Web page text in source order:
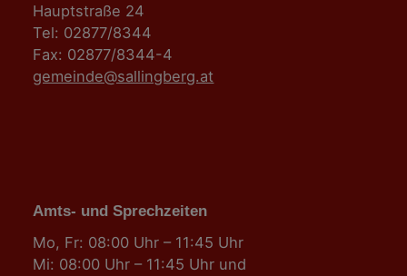
Hauptstraße 24
Tel: 02877/8344
Fax: 02877/8344-4
gemeinde@sallingberg.at
Amts- und Sprechzeiten
Mo, Fr: 08:00 Uhr – 11:45 Uhr
Mi: 08:00 Uhr – 11:45 Uhr und